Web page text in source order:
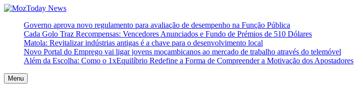
Skip
content
MozToday News
Onde a gente lê.
Governo aprova novo regulamento para avaliação de desempenho na Função Pública
Cada Golo Traz Recompensas: Vencedores Anunciados e Fundo de Prémios de 510 Dólares
Matola: Revitalizar indústrias antigas é a chave para o desenvolvimento local
Novo Portal do Emprego vai ligar jovens moçambicanos ao mercado de trabalho através do telemóvel
Além da Escolha: Como o 1xEquilíbrio Redefine a Forma de Compreender a Motivação dos Apostadores
Menu